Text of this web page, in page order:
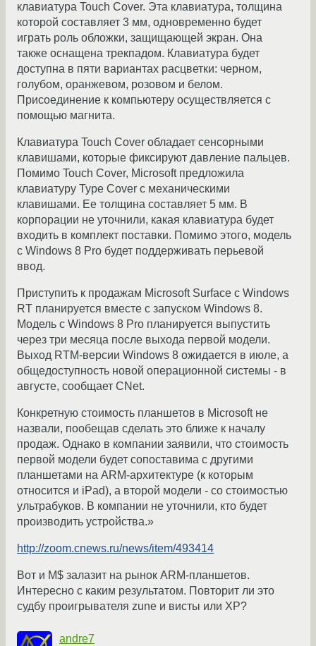
клавиатура Touch Cover. Эта клавиатура, толщина
которой составляет 3 мм, одновременно будет
играть роль обложки, защищающей экран. Она
также оснащена трекпадом. Клавиатура будет
доступна в пяти вариантах расцветки: черном,
голубом, оранжевом, розовом и белом.
Присоединение к компьютеру осуществляется с
помощью магнита.
Клавиатура Touch Cover обладает сенсорными
клавишами, которые фиксируют давление пальцев.
Помимо Touch Cover, Microsoft предложила
клавиатуру Type Cover с механическими
клавишами. Ее толщина составляет 5 мм. В
корпорации не уточнили, какая клавиатура будет
входить в комплект поставки. Помимо этого, модель
с Windows 8 Pro будет поддерживать перьевой
ввод.
Приступить к продажам Microsoft Surface с Windows
RT планируется вместе с запуском Windows 8.
Модель с Windows 8 Pro планируется выпустить
через три месяца после выхода первой модели.
Выход RTM-версии Windows 8 ожидается в июле, а
общедоступность новой операционной системы - в
августе, сообщает CNet.
Конкретную стоимость планшетов в Microsoft не
назвали, пообещав сделать это ближе к началу
продаж. Однако в компании заявили, что стоимость
первой модели будет сопоставима с другими
планшетами на ARM-архитектуре (к которым
относится и iPad), а второй модели - со стоимостью
ультрабуков. В компании не уточнили, кто будет
производить устройства.»
http://zoom.cnews.ru/news/item/493414
Вот и М$ залазит на рынок ARM-планшетов.
Интересно с каким результатом. Повторит ли это
судбу проигрывателя zune и висты или ХР?
andre7